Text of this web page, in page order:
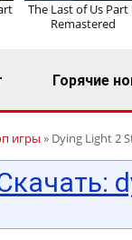
The Last of Us Part
Remastered
Горячие
игры » Dying Light 2